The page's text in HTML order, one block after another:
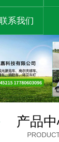
系我们
产品